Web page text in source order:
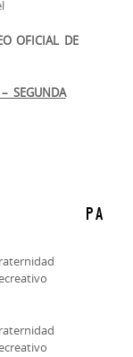
OFICIAL DE
SEGUNDA
P A